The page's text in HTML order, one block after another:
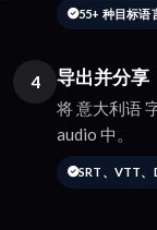
55+ 种目标语
4 导出并分享
将 意大利语
audio 中。
SRT、VTT、